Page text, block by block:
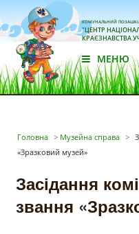
КОМУНАЛЬНИЙ
"ЦЕНТР
КРАЄЗНАВСТВА
МЕНЮ
Головна > Музейна справа >
«Зразковий музей»
Засідання
звання